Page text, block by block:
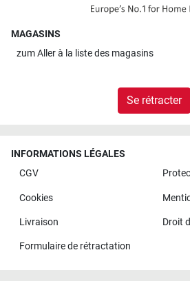
MAGASINS
zumAller à la liste des magasins
Se rétracter
INFORMATIONS LÉGALES
CGV
Cookies
Livraison Droit
Formulaire de rétractation